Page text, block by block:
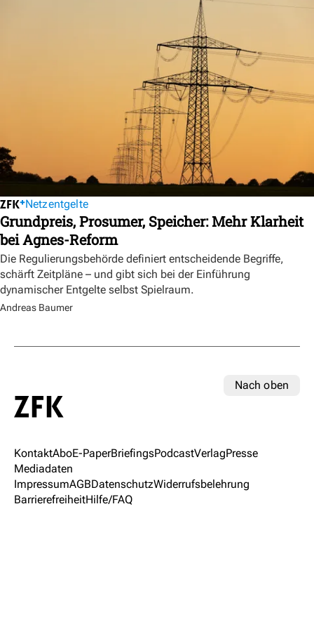
Netzentgelte
Grundpreis, Prosumer, Speicher: Mehr Klarheit
bei Agnes-Reform
Die Regulierungsbehörde definiert entscheidende Begriffe,
schärft Zeitpläne – und gibt sich bei der Einführung
dynamischer Entgelte selbst Spielraum.
Andreas Baumer
Nach oben
KontaktAboE-PaperBriefingsPodcastVerlagPresse
Mediadaten
ImpressumAGBDatenschutzWiderrufsbelehrung
BarrierefreiheitHilfe/FAQ